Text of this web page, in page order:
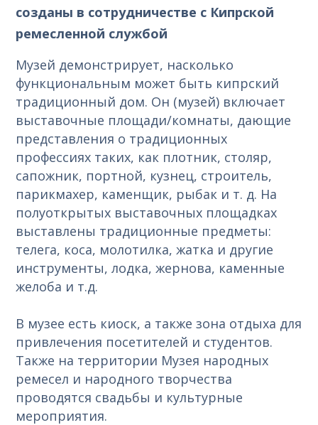
созданы в сотрудничестве с Кипрской
ремесленной службой
Музей демонстрирует, насколько
функциональным может быть кипрский
традиционный дом. Он (музей) включает
выставочные площади/комнаты, дающие
представления о традиционных
профессиях таких, как плотник, столяр,
сапожник, портной, кузнец, строитель,
парикмахер, каменщик, рыбак и т. д. На
полуоткрытых выставочных площадках
выставлены традиционные предметы:
телега, коса, молотилка, жатка и другие
инструменты, лодка, жернова, каменные
желоба и т.д.
В музее есть киоск, а также зона отдыха для
привлечения посетителей и студентов.
Также на территории Музея народных
ремесел и народного творчества
проводятся свадьбы и культурные
мероприятия.